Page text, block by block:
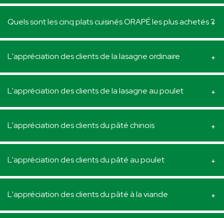
Quels sont les cinq plats cuisinés ORAPÉ les plus achetés ?
L'appréciation des clients de la lasagne ordinaire
L'appréciation des clients de la lasagne au poulet
L'appréciation des clients du pâté chinois
L'appréciation des clients du pâté au poulet
L'appréciation des clients du pâté à la viande